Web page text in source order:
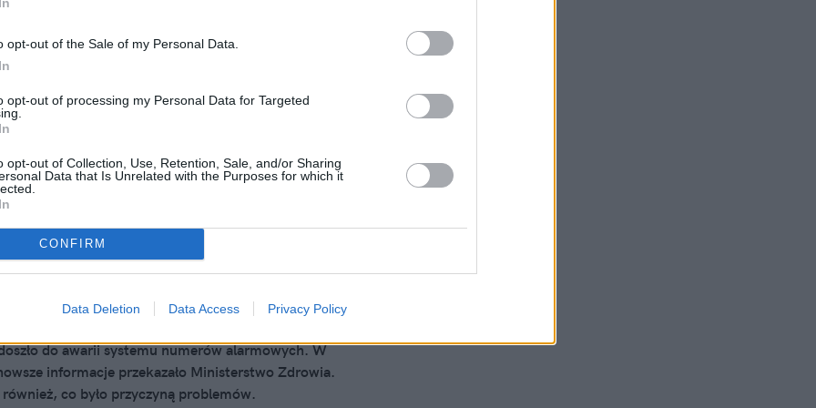
opt-out of the Sale of my Personal Data.
opt-out of processing my Personal Data for Targeted
opt-out of Collection, Use, Retention, Sale, and/or Sharing
Data that Is Unrelated with the Purposes for which it
CONFIRM
Data Deletion Data Access Privacy Policy
17:11
w szpitalu. Były minister
miał zostać pobity
zdrowia Adam Niedzielski trafił w środę do szpitala w
donoszą, że miał zostać pobity. Wiadomo już też, w
były szef MZ.
14:14
Resort podał nowe informacje
do awarii systemu numerów alarmowych. W
informacje przekazało Ministerstwo Zdrowia.
co było przyczyną problemów.